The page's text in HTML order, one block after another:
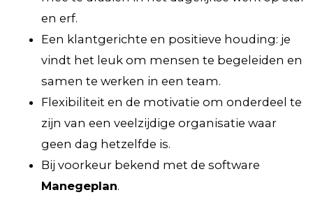
en erf.
Een klantgerichte en positieve houding: je
vindt het leuk om mensen te begeleiden en
samen te werken in een team.
Flexibiliteit en de motivatie om onderdeel te
zijn van een veelzijdige organisatie waar
geen dag hetzelfde is.
Bij voorkeur bekend met de software
Manegeplan.